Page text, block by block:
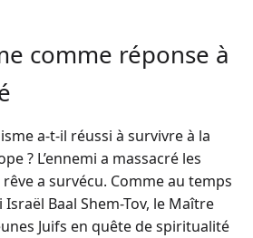
comme réponse à
a-t-il réussi à survivre à la
? L’ennemi a massacré les
a survécu. Comme au temps
Baal Shem-Tov, le Maître
Juifs en quête de spiritualité